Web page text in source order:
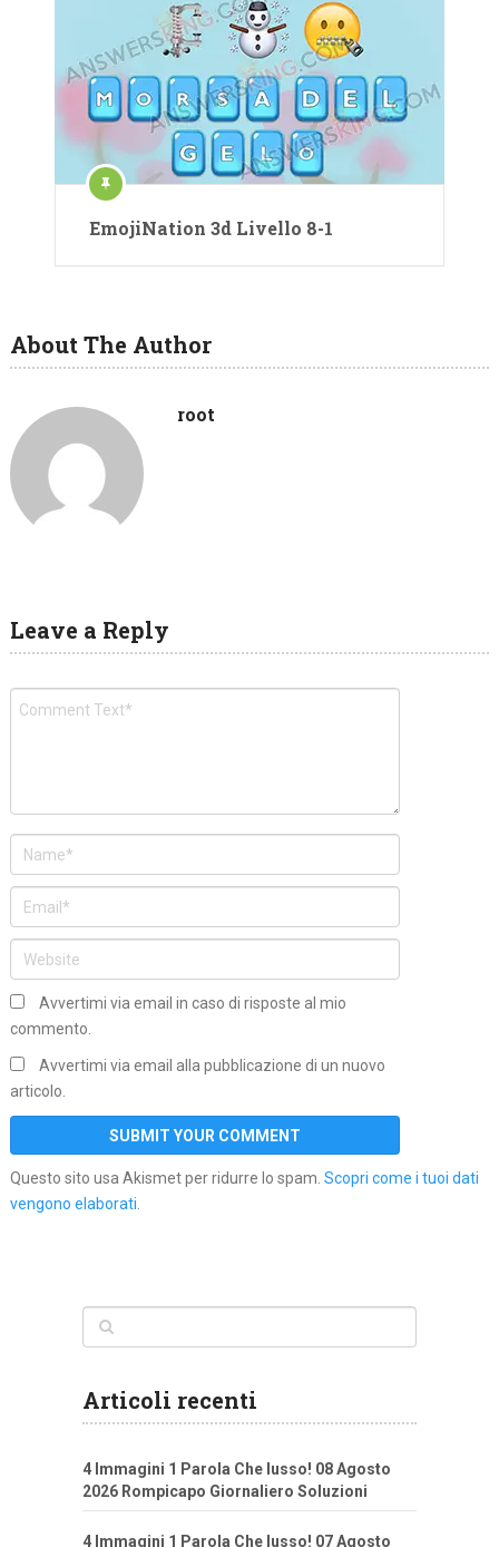
EmojiNation 3d Livello 8-1
About The Author
root
Leave a Reply
Avvertimi via email in caso di risposte al mio
commento.
Avvertimi via email alla pubblicazione di un nuovo
articolo.
Questo sito usa Akismet per ridurre lo spam. Scopri come i tuoi dati
vengono elaborati.
Articoli recenti
4 Immagini 1 Parola Che lusso! 08 Agosto
2026 Rompicapo Giornaliero Soluzioni
4 Immagini 1 Parola Che lusso! 07 Agosto